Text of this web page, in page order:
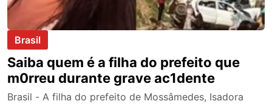
Brasil
Saiba quem é a filha do prefeito que
m0rreu durante grave ac1dente
Brasil - A filha do prefeito de Mossâmedes, Isadora